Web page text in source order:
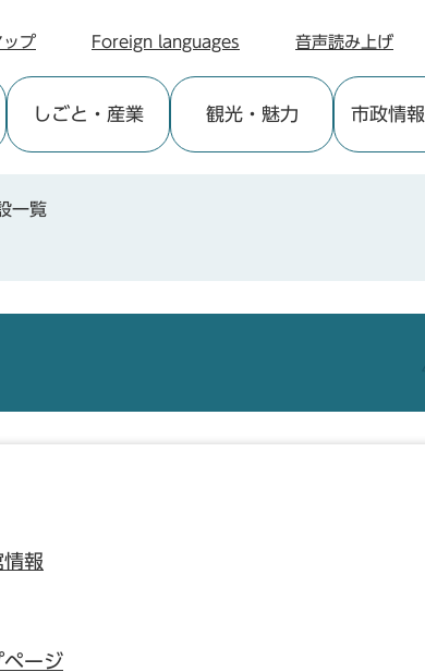
ップ Foreign languages 音声読み上げ
しごと ・産業 観光・魅力 市政情報
一覧
報
ページ